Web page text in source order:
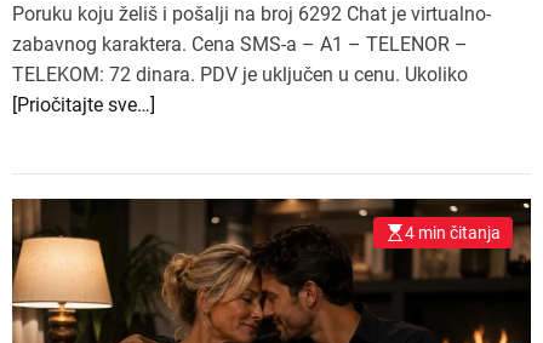
Poruku koju želiš i pošalji na broj 6292 Chat je virtualno-
zabavnog karaktera. Cena SMS-a – A1 – TELENOR –
TELEKOM: 72 dinara. PDV je uključen u cenu. Ukoliko
[Priočitajte sve…]
4 min čitanja